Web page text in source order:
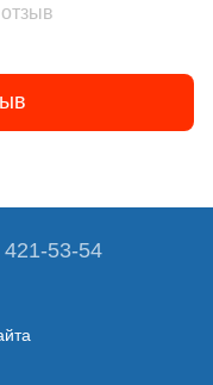
421-53-54